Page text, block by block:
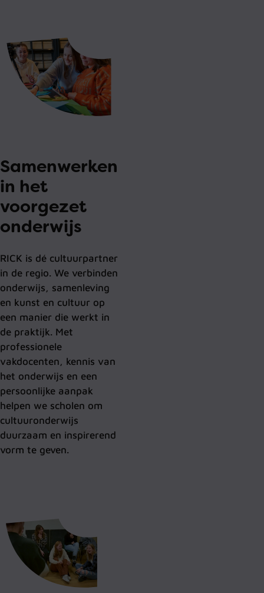
Samenwerken
in het
voorgezet
onderwijs
RICK is dé cultuurpartner
in de regio. We verbinden
onderwijs, samenleving
en kunst en cultuur op
een manier die werkt in
de praktijk. Met
professionele
vakdocenten, kennis van
het onderwijs en een
persoonlijke aanpak
helpen we scholen om
cultuuronderwijs
duurzaam en inspirerend
vorm te geven.